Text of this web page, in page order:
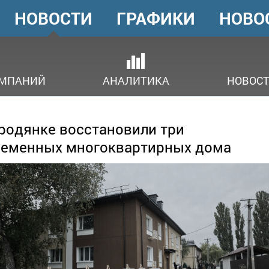
ГОЛОВНЕ
МЕНЮ
НОВОСТИ
АНАЛИТИКА
ГРАФИКИ
восстановили три
многоквартирных дома